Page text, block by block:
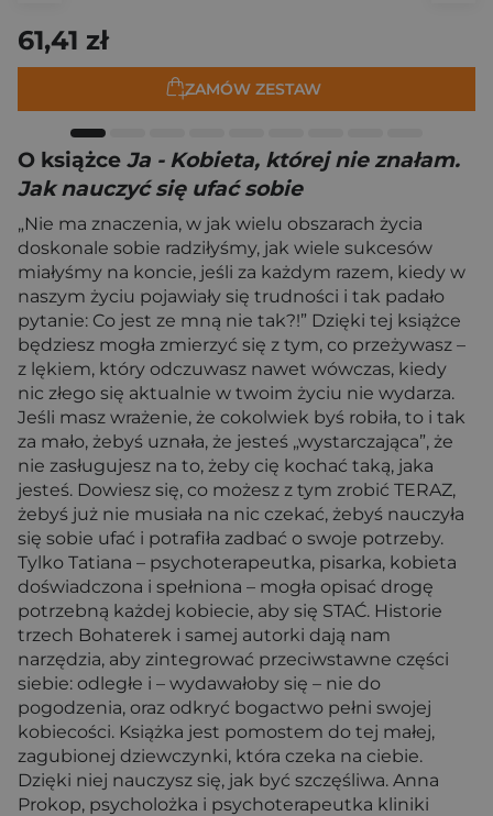
61,41 zł
ZAMÓW ZESTAW
O książce Ja - Kobieta, której nie znałam.
Jak nauczyć się ufać sobie
„Nie ma znaczenia, w jak wielu obszarach życia
doskonale sobie radziłyśmy, jak wiele sukcesów
miałyśmy na koncie, jeśli za każdym razem, kiedy w
naszym życiu pojawiały się trudności i tak padało
pytanie: Co jest ze mną nie tak?!” Dzięki tej książce
będziesz mogła zmierzyć się z tym, co przeżywasz –
z lękiem, który odczuwasz nawet wówczas, kiedy
nic złego się aktualnie w twoim życiu nie wydarza.
Jeśli masz wrażenie, że cokolwiek byś robiła, to i tak
za mało, żebyś uznała, że jesteś „wystarczająca”, że
nie zasługujesz na to, żeby cię kochać taką, jaka
jesteś. Dowiesz się, co możesz z tym zrobić TERAZ,
żebyś już nie musiała na nic czekać, żebyś nauczyła
się sobie ufać i potrafiła zadbać o swoje potrzeby.
Tylko Tatiana – psychoterapeutka, pisarka, kobieta
doświadczona i spełniona – mogła opisać drogę
potrzebną każdej kobiecie, aby się STAĆ. Historie
trzech Bohaterek i samej autorki dają nam
narzędzia, aby zintegrować przeciwstawne części
siebie: odległe i – wydawałoby się – nie do
pogodzenia, oraz odkryć bogactwo pełni swojej
kobiecości. Książka jest pomostem do tej małej,
zagubionej dziewczynki, która czeka na ciebie.
Dzięki niej nauczysz się, jak być szczęśliwa. Anna
Prokop, psycholożka i psychoterapeutka kliniki